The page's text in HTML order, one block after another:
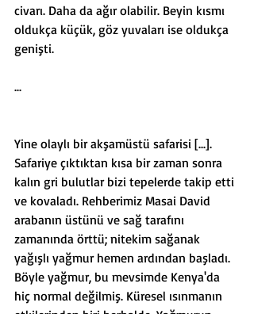
civarı. Daha da ağır olabilir. Beyin kısmı
oldukça küçük, göz yuvaları ise oldukça
genişti.
...
Yine olaylı bir akşamüstü safarisi [...].
Safariye çıktıktan kısa bir zaman sonra
kalın gri bulutlar bizi tepelerde takip etti
ve kovaladı. Rehberimiz Masai David
arabanın üstünü ve sağ tarafını
zamanında örttü; nitekim sağanak
yağışlı yağmur hemen ardından başladı.
Böyle yağmur, bu mevsimde Kenya'da
hiç normal değilmiş. Küresel ısınmanın